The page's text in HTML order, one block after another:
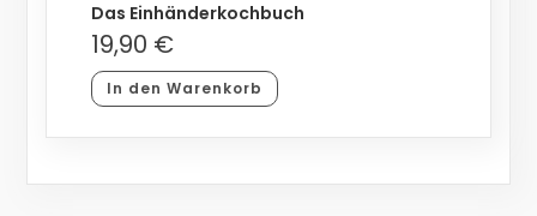
Das Einhänderkochbuch
19,90 €
In den Warenkorb